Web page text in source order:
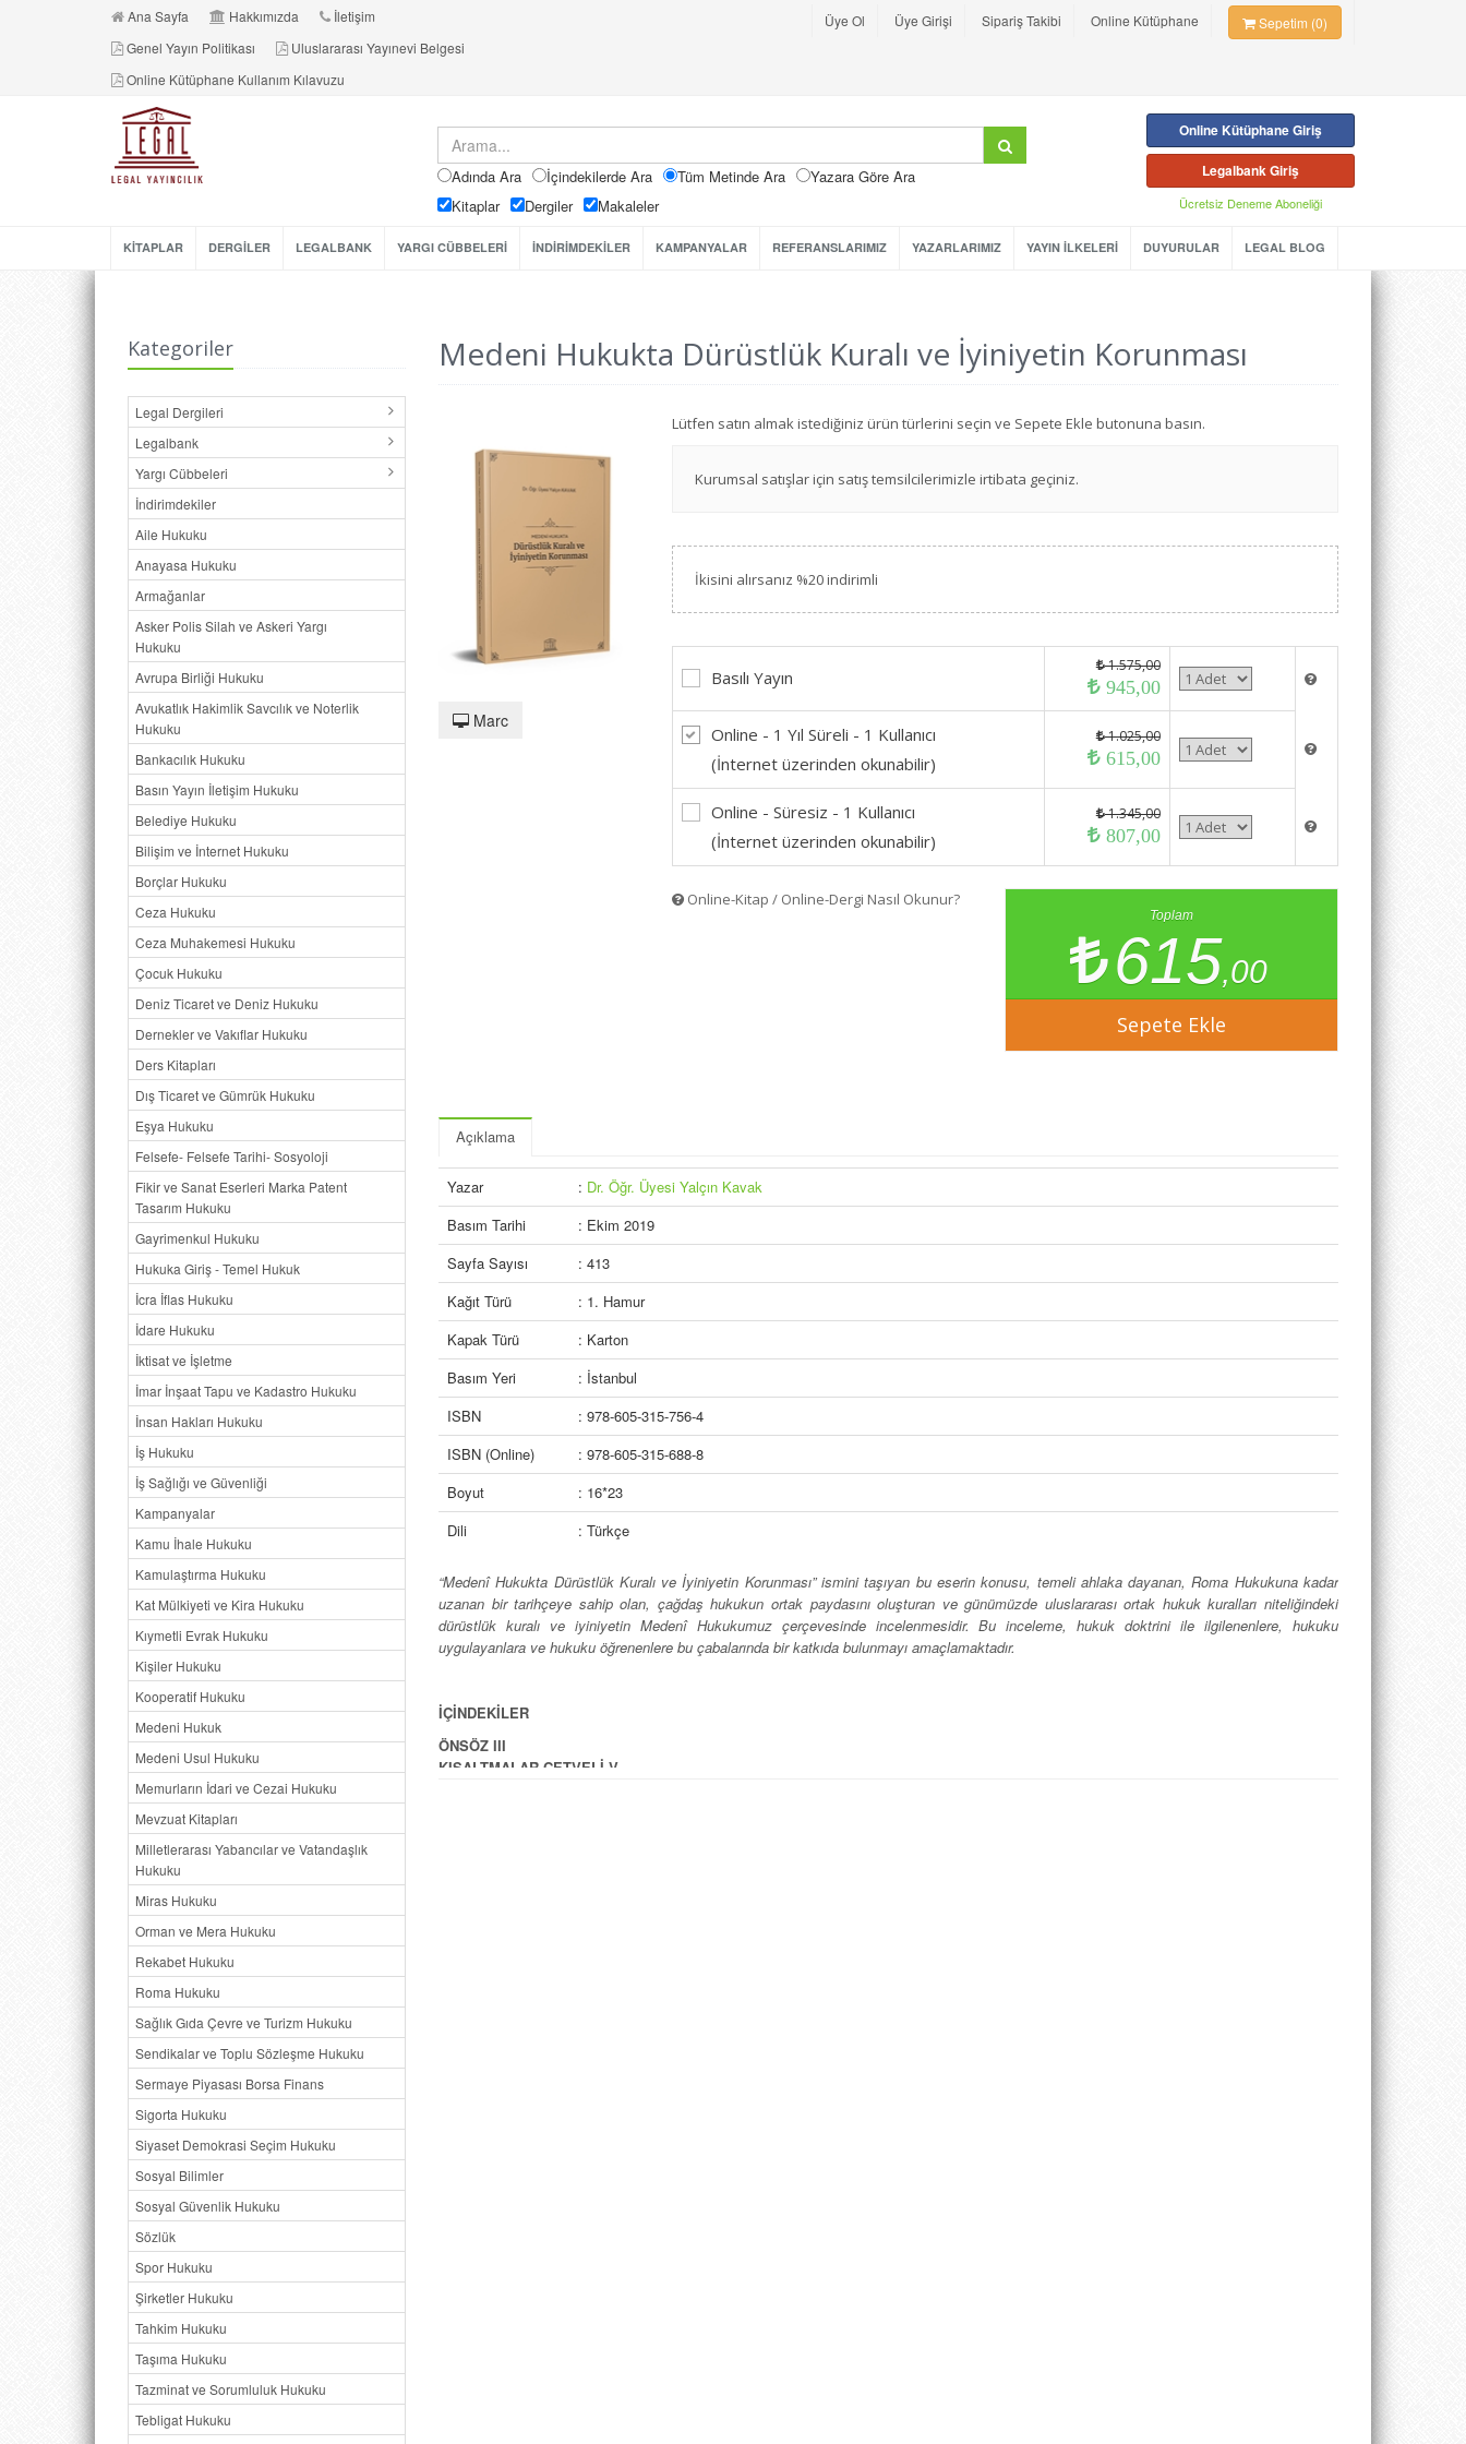
Ana Sayfa Hakkımızda
İletişim
Genel Yayın Politikası
Uluslararası Yayınevi Belgesi
Online Kütüphane Kullanım Kılavuzu
Üye Ol Üye Girişi Sipariş Takibi Online Kütüphane Sepetim (0)
Adında Ara İçindekilerde Ara Tüm Metinde Ara
Yazara Göre Ara
Kitaplar
Dergiler Makaleler
Online Kütüphane Giriş
Legalbank Giriş
Ücretsiz Deneme Aboneliği
KİTAPLAR DERGİLER LEGALBANK YARGI CÜBBELERİ İNDİRİMDEKİLER KAMPANYALAR REFERANSLARIMIZ YAZARLARIMIZ YAYIN İLKELERİ DUYURULAR LEGAL BLOG
Kategoriler
Legal Dergileri
Legalbank
Yargı Cübbeleri
İndirimdekiler
Aile Hukuku
Anayasa Hukuku
Armağanlar
Asker Polis Silah ve Askeri Yargı
Hukuku
Avrupa Birliği Hukuku
Avukatlık Hakimlik Savcılık ve Noterlik
Hukuku
Bankacılık Hukuku
Basın Yayın İletişim Hukuku
Belediye Hukuku
Bilişim ve İnternet Hukuku
Borçlar Hukuku
Ceza Hukuku
Ceza Muhakemesi Hukuku
Çocuk Hukuku
Deniz Ticaret ve Deniz Hukuku
Dernekler ve Vakıflar Hukuku
Ders Kitapları
Dış Ticaret ve Gümrük Hukuku
Eşya Hukuku
Felsefe- Felsefe Tarihi- Sosyoloji
Fikir ve Sanat Eserleri Marka Patent
Tasarım Hukuku
Gayrimenkul Hukuku
Hukuka Giriş - Temel Hukuk
İcra İflas Hukuku
İdare Hukuku
İktisat ve İşletme
İmar İnşaat Tapu ve Kadastro Hukuku
İnsan Hakları Hukuku
İş Hukuku
İş Sağlığı ve Güvenliği
Kampanyalar
Kamu İhale Hukuku
Kamulaştırma Hukuku
Kat Mülkiyeti ve Kira Hukuku
Kıymetli Evrak Hukuku
Kişiler Hukuku
Kooperatif Hukuku
Medeni Hukuk
Medeni Usul Hukuku
Memurların İdari ve Cezai Hukuku
Mevzuat Kitapları
Milletlerarası Yabancılar ve Vatandaşlık
Hukuku
Miras Hukuku
Orman ve Mera Hukuku
Rekabet Hukuku
Roma Hukuku
Sağlık Gıda Çevre ve Turizm Hukuku
Sendikalar ve Toplu Sözleşme Hukuku
Sermaye Piyasası Borsa Finans
Sigorta Hukuku
Siyaset Demokrasi Seçim Hukuku
Sosyal Bilimler
Sosyal Güvenlik Hukuku
Sözlük
Spor Hukuku
Şirketler Hukuku
Tahkim Hukuku
Taşıma Hukuku
Tazminat ve Sorumluluk Hukuku
Tebligat Hukuku
Medeni Hukukta Dürüstlük Kuralı ve İyiniyetin Korunması
Marc
Lütfen satın almak istediğiniz ürün türlerini seçin ve Sepete Ekle butonuna basın.
Kurumsal satışlar için satış temsilcilerimizle irtibata geçiniz.
İkisini alırsanız %20 indirimli
Basılı Yayın
1.575,00
945,00
Online - 1 Yıl Süreli - 1 Kullanıcı
(İnternet üzerinden okunabilir)
1.025,00
615,00
Online - Süresiz - 1 Kullanıcı
(İnternet üzerinden okunabilir)
1.345,00
807,00
Online-Kitap / Online-Dergi Nasıl Okunur?
Toplam
615,00
Açıklama
Yazar : Dr. Öğr. Üyesi Yalçın Kavak
Basım Tarihi
: Ekim 2019
Sayfa Sayısı
: 413
Kağıt Türü
: 1. Hamur
Kapak Türü
: Karton
Basım Yeri
: İstanbul
ISBN
: 978-605-315-756-4
ISBN (Online)
: 978-605-315-688-8
Boyut
: 16*23
Dili
: Türkçe
“Medenî Hukukta Dürüstlük Kuralı ve İyiniyetin Korunması” ismini taşıyan bu eserin konusu, temeli ahlaka dayanan, Roma Hukukuna kadar
uzanan bir tarihçeye sahip olan, çağdaş hukukun ortak paydasını oluşturan ve günümüzde uluslararası ortak hukuk kuralları niteliğindeki
dürüstlük kuralı ve iyiniyetin Medenî Hukukumuz çerçevesinde incelenmesidir. Bu inceleme, hukuk doktrini ile ilgilenenlere, hukuku
uygulayanlara ve hukuku öğrenenlere bu çabalarında bir katkıda bulunmayı amaçlamaktadır.
İÇİNDEKİLER
ÖNSÖZ III
KISALTMALAR CETVELİ V